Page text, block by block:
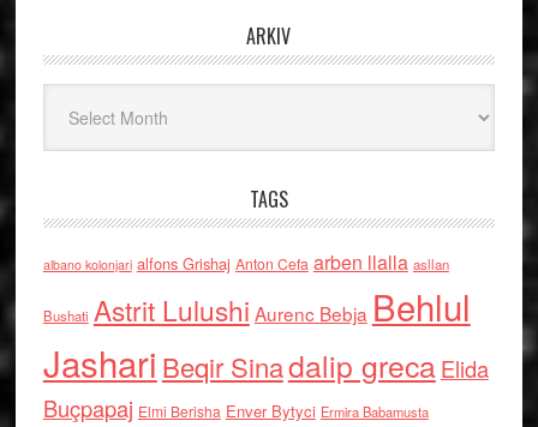
ARKIV
TAGS
albano kolonjari alfons Grishaj Anton Cefa arben llalla asllan
Bushati Astrit Lulushi Aurenc Bebja Behlul
Jashari Beqir Sinadalip grecaElida
Buçpapaj Elmi Berisha Enver Bytyci Ermira Babamusta